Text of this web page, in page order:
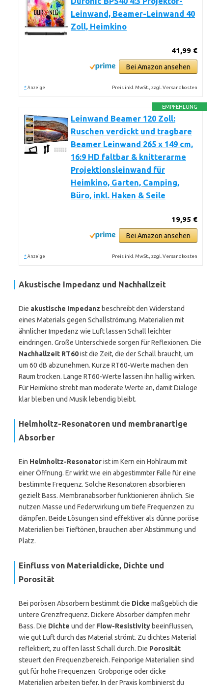
Leinwand, Beamer-Leinwand 40
Zoll, Heimkino
41,99 €
Bei Amazon ansehen
* Anzeige Preis inkl. MwSt., zzgl. Versandkosten
EMPFEHLUNG
Leinwand Beamer 120 Zoll:
Ruschen verdickt und tragbare
Beamer Leinwand 265 x 149 cm,
16:9 HD faltbar & knitterarme
Projektionsleinwand für
Heimkino, Garten, Camping,
Büro, inkl. Haken & Seile
19,95 €
Bei Amazon ansehen
* Anzeige Preis inkl. MwSt., zzgl. Versandkosten
Akustische Impedanz und Nachhallzeit
Die akustische Impedanz beschreibt den Widerstand
eines Materials gegen Schallströmung. Materialien mit
ähnlicher Impedanz wie Luft lassen Schall leichter
eindringen. Große Unterschiede sorgen für Reflexionen. Die
Nachhallzeit RT60ist die Zeit, die der Schall braucht, um
um 60 dB abzunehmen. Kurze RT60-Werte machen den
Raum trocken. Lange RT60-Werte lassen ihn hallig wirken.
Für Heimkino strebt man moderate Werte an, damit Dialoge
klar bleiben und Musik lebendig bleibt.
Helmholtz-Resonatoren und membranartige
Absorber
Ein Helmholtz-Resonatorist im Kern ein Hohlraum mit
einer Öffnung. Er wirkt wie ein abgestimmter Falle für eine
bestimmte Frequenz. Solche Resonatoren absorbieren
gezielt Bass. Membranabsorber funktionieren ähnlich. Sie
nutzen Masse und Federwirkung um tiefe Frequenzen zu
dämpfen. Beide Lösungen sind effektiver als dünne poröse
Materialien bei Tieftönen, brauchen aber Abstimmung und
Platz.
Einfluss von Materialdicke, Dichte und
Porosität
Bei porösen Absorbern bestimmt die Dicke maßgeblich die
untere Grenzfrequenz. Dickere Absorber dämpfen mehr
Bass. Die Dichte und der Flow-Resistivity beeinflussen,
wie gut Luft durch das Material strömt. Zu dichtes Material
reflektiert, zu offen lässt Schall durch. Die Porosität
steuert den Frequenzbereich. Feinporige Materialien sind
gut für hohe Frequenzen. Grobporige oder dicke
Materialien arbeiten tiefer. In der Praxis kombinierst du